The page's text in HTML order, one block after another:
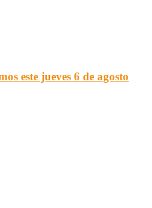
este jueves 6 de agosto